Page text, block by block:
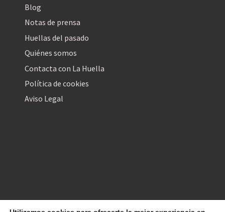
Blog
Notas de prensa
Huellas del pasado
Quiénes somos
Contacta con La Huella
Política de cookies
Aviso Legal